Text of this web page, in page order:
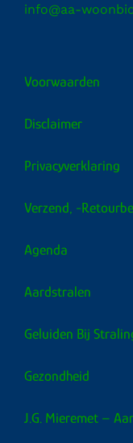
info@aa-
Voorwaarden
Disclaimer
Privacyverklaring
Verzend, -
Agenda
Aardstralen
Geluiden Bij
Gezondheid
J.G. Mieremet –